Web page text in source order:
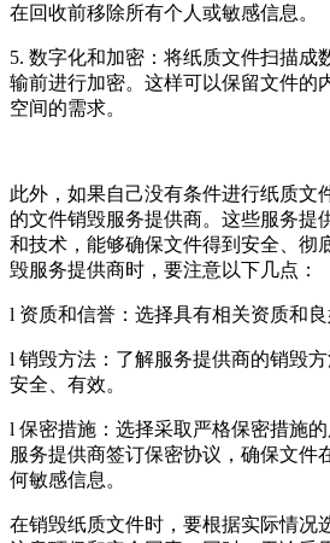
在回收前移除所有个人或敏感信息。
5. 数字化和加密：将纸质文件扫描成
输前进行加密。这样可以保留文件的
空间的需求。
此外，如果自己没有条件进行纸质文
的文件销毁服务提供商。这些服务提
和技术，能够确保文件得到安全、彻
毁服务提供商时，要注意以下几点：
l 资质和信誉：选择具有相关资质和良
l 销毁方法：了解服务提供商的销毁
安全、有效。
l 保密措施：选择采取严格保密措施
服务提供商签订保密协议，确保文件
何敏感信息。
在销毁纸质文件时，要根据实际情况